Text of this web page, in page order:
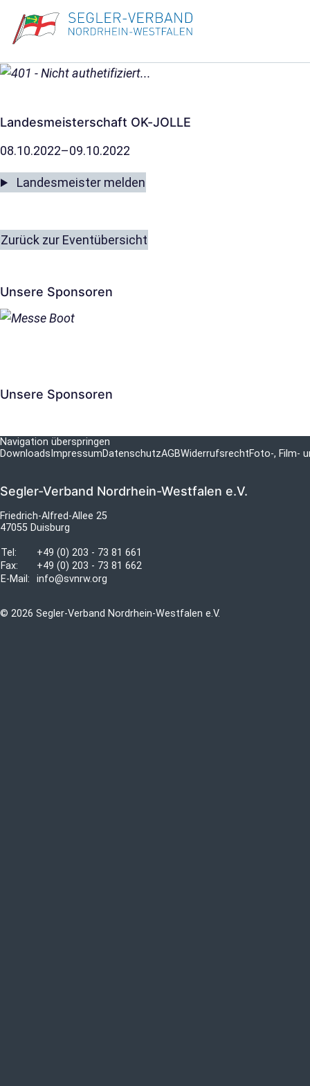
Landesmeisterschaft OK-JOLLE
08.10.2022–09.10.2022
Landesmeister melden
Zurück zur Eventübersicht
Unsere Sponsoren
Unsere Sponsoren
Navigation überspringen
Downloads ImpressumDatenschutzAGBWiderrufsrechtFoto-, Film-
Segler-Verband Nordrhein-Westfalen e.V.
Friedrich-Alfred-Allee 25
47055 Duisburg
Tel:
+49 (0) 203 - 73 81 661
Fax:
+49 (0) 203 - 73 81 662
E-Mail:
info@svnrw.org
© 2026 Segler-Verband Nordrhein-Westfalen e.V.